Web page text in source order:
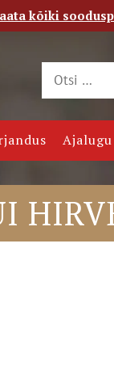
Ajalugu
kõiki